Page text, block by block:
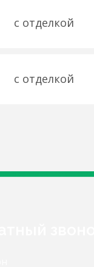
с отделкой
с отделкой